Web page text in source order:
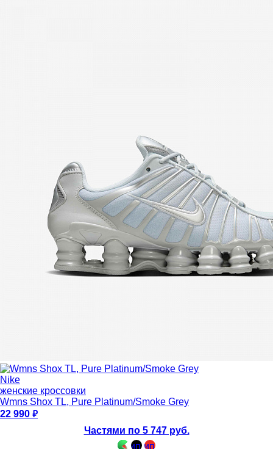
Nike
женские кроссовки
Wmns Shox TL, Pure Platinum/Smoke Grey
22 990
Частями по 5 747 руб.